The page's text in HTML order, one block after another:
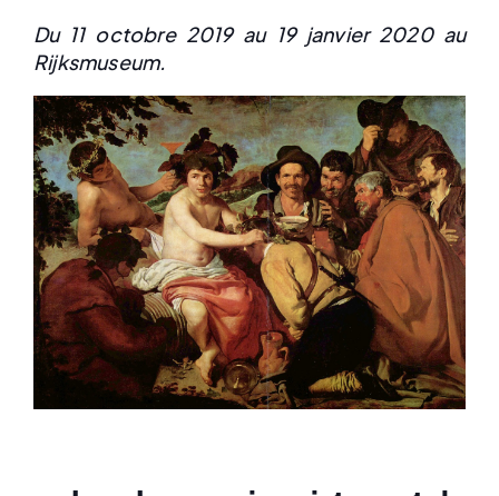
Du 11 octobre 2019 au 19 janvier 2020 au
Rijksmuseum.